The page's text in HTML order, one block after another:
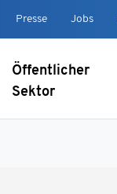
Presse Jobs
Öffentlicher
Sektor